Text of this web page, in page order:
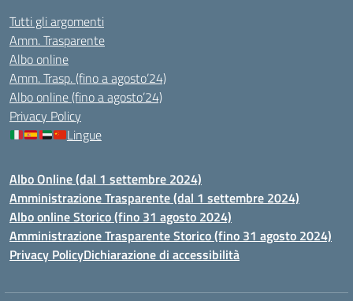
Tutti gli argomenti
Amm. Trasparente
Albo online
Amm. Trasp. (fino a agosto’24)
Albo online (fino a agosto’24)
Privacy Policy
Lingue
Albo Online (dal 1 settembre 2024)
Amministrazione Trasparente (dal 1 settembre 2024)
Albo online Storico (fino 31 agosto 2024)
Amministrazione Trasparente Storico (fino 31 agosto 2024)
Privacy PolicyDichiarazione di accessibilità